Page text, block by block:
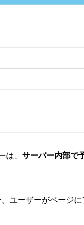
は、 サーバー内部で
ユーザーがページ